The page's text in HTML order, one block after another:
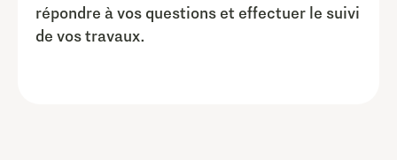
répondre à vos questions et effectuer le suivi
de vos travaux.